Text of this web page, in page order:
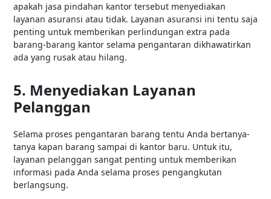
apakah jasa pindahan kantor tersebut menyediakan
layanan asuransi atau tidak. Layanan asuransi ini tentu saja
penting untuk memberikan perlindungan extra pada
barang-barang kantor selama pengantaran dikhawatirkan
ada yang rusak atau hilang.
5. Menyediakan Layanan
Pelanggan
Selama proses pengantaran barang tentu Anda bertanya-
tanya kapan barang sampai di kantor baru. Untuk itu,
layanan pelanggan sangat penting untuk memberikan
informasi pada Anda selama proses pengangkutan
berlangsung.